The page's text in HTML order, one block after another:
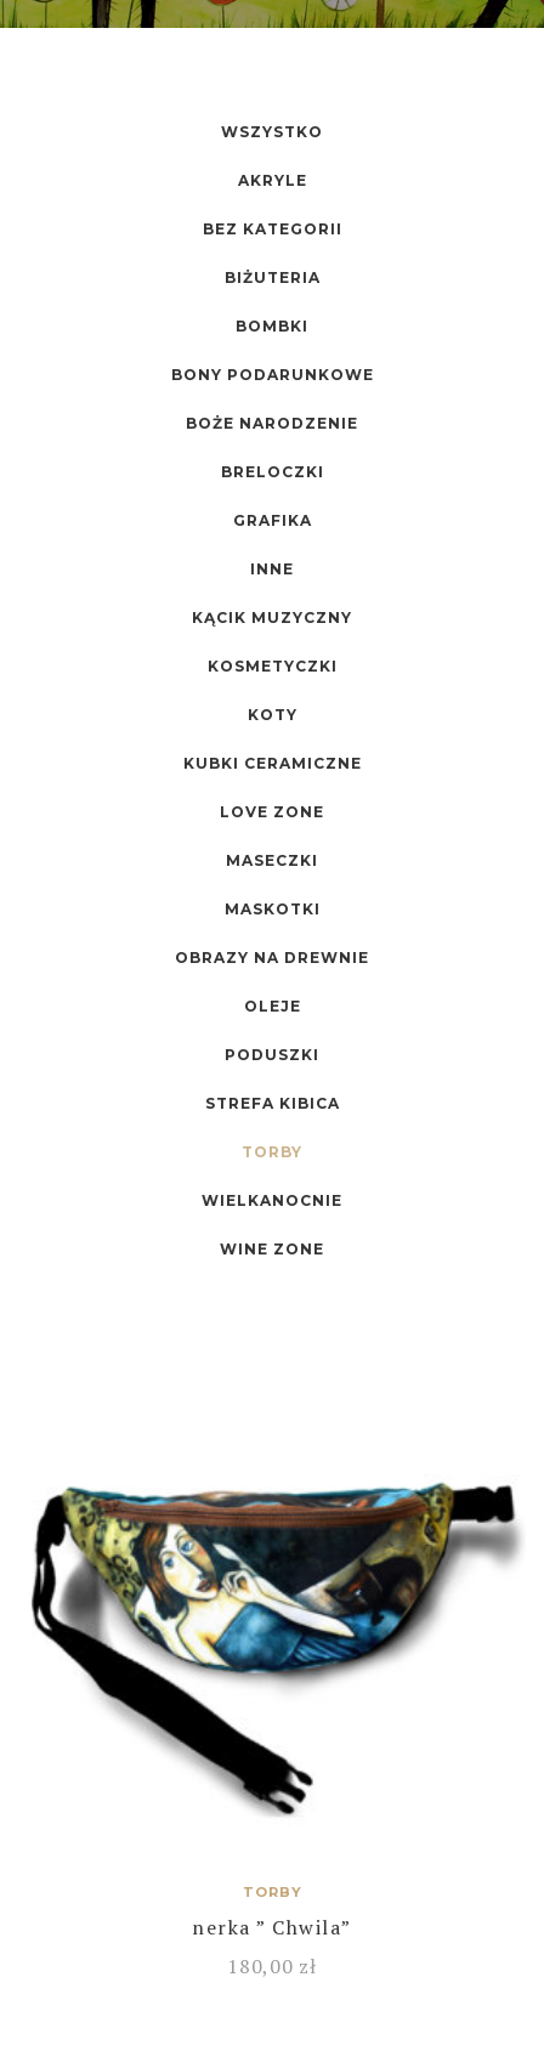
WSZYSTKO
AKRYLE
BEZ KATEGORII
BIŻUTERIA
BOMBKI
BONY PODARUNKOWE
BOŻE NARODZENIE
BRELOCZKI
GRAFIKA
INNE
KĄCIK MUZYCZNY
KOSMETYCZKI
KOTY
KUBKI CERAMICZNE
LOVE ZONE
MASECZKI
MASKOTKI
OBRAZY NA DREWNIE
OLEJE
PODUSZKI
STREFA KIBICA
TORBY
WIELKANOCNIE
WINE ZONE
TORBY
nerka ” Chwila”
180,00 zł